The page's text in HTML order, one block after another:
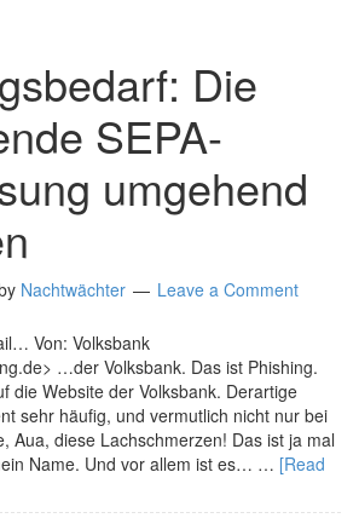
Die
SEPA-
umgehend
Nachtwächter Leave a Comment
Von: Volksbank
…der Volksbank. Das ist Phishing.
die Website der Volksbank. Derartige
sehr häufig, und vermutlich nicht nur bei
Aua, diese Lachschmerzen! Das ist ja mal
Name. Und vor allem ist es… … [Read